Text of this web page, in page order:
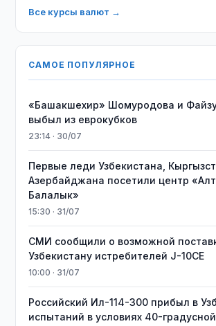
Все курсы валют →
САМОЕ ПОПУЛЯРНОЕ
«Башакшехир» Шомуродова и
выбыл из еврокубков
23:14 · 30/07
Первые леди Узбекистана,
Азербайджана посетили центр
Балалык»
15:30 · 31/07
СМИ сообщили о возможной
Узбекистану истребителей J-10CE
10:00 · 31/07
Российский Ил-114-300 прибыл в
испытаний в условиях 40-